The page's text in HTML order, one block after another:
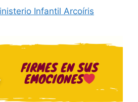
Infantil Arcoíris